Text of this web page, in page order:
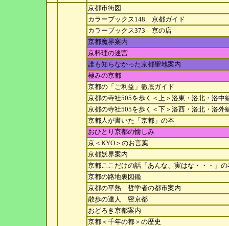
京都市街図
カラーブックス148 京都ガイド
カラーブックス373 京の店
京都魔界案内
京料理の迷宮
誰も知らなかった京都聖地案内
極みの京都
京都の「ご利益」徹底ガイド
京都の寺社505を歩く＜上＞洛東・洛北・洛中
京都の寺社505を歩く＜下＞洛西・洛北・洛外
京都人が書いた「京都」の本
おひとり京都の愉しみ
京＜KYO＞のお言葉
京都妖界案内
京都ここだけの話「あんな、実はな・・・」の
京都の路地裏図鑑
京都の平熱 哲学者の都市案内
散歩の達人 密京都
おどろき京都案内
京都＜千年の都＞の歴史